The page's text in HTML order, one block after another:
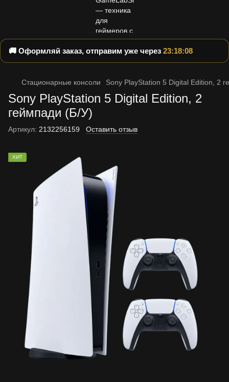
🚚 Оформляй заказ, отправим уже через 23:18:08
Стационарные консоли Sony PlayStation 5 Digital Edition, 2
Sony PlayStation 5 Digital Edition, 2
геймпади (Б/У)
Артикул: 2132256159 Оставить отзыв
ХИТ